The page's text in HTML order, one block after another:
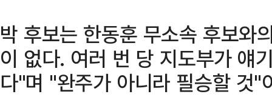
박 후보는 한동훈 무소속 후보와
이 없다. 여러 번 당 지도부가 얘
다"며 "완주가 아니라 필승할 것"